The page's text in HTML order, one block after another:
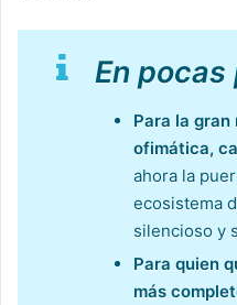
En
Para la
ofimática,
ahora la
ecosistema
silencioso y
Para quien
más